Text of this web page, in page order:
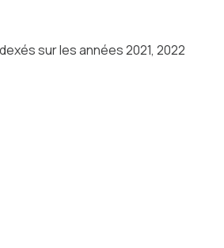
sur les années 2021, 2022